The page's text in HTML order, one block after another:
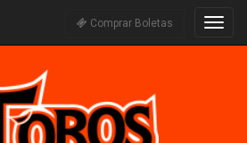
Comprar Boletas